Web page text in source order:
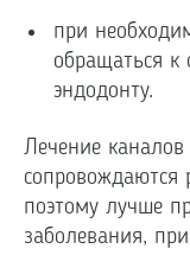
при
обращаться к
эндодонту.
Лечение каналов
сопровождаются
поэтому лучше
заболевания,